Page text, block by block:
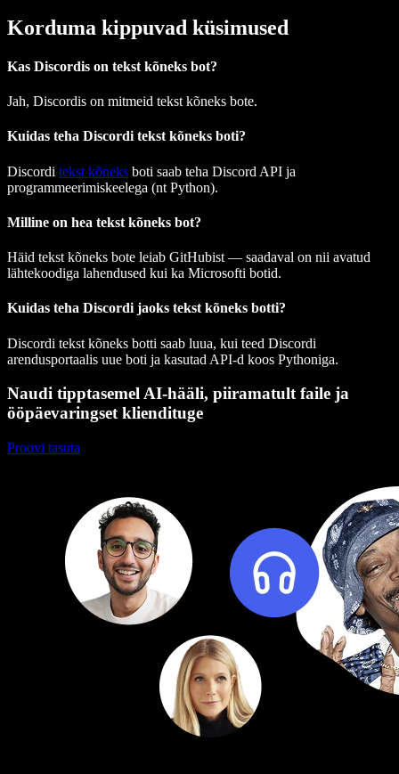
Korduma kippuvad küsimused
Kas Discordis on tekst kõneks bot?
Jah, Discordis on mitmeid tekst kõneks bote.
Kuidas teha Discordi tekst kõneks boti?
Discordi tekst kõneks boti saab teha Discord API ja
programmeerimiskeelega (nt Python).
Milline on hea tekst kõneks bot?
Häid tekst kõneks bote leiab GitHubist — saadaval on nii avatud
lähtekoodiga lahendused kui ka Microsofti botid.
Kuidas teha Discordi jaoks tekst kõneks botti?
Discordi tekst kõneks botti saab luua, kui teed Discordi
arendusportaalis uue boti ja kasutad API-d koos Pythoniga.
Naudi tipptasemel AI-hääli, piiramatult faile ja
ööpäevaringset kliendituge
Proovi tasuta